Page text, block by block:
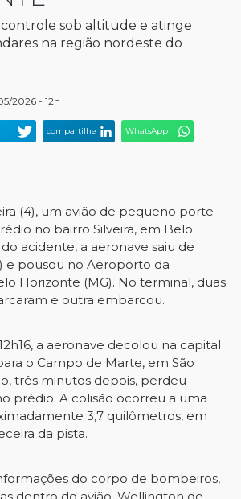
sob altitude e atinge
na região nordeste do
2026 - 12h
compartilhe WhatsApp
(4), um avião de pequeno porte
no bairro Silveira, em Belo
acidente, a aeronave saiu de
e pousou no Aeroporto da
Horizonte (MG). No terminal, duas
e outra embarcou.
a aeronave decolou na capital
o Campo de Marte, em São
três minutos depois, perdeu
prédio. A colisão ocorreu a uma
3,7 quilômetros, em
da pista.
do corpo de bombeiros,